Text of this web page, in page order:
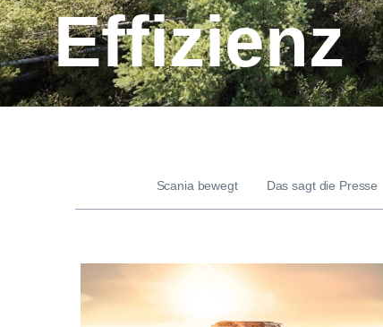
Effizienz
Scania bewegt Das sagt die Presse